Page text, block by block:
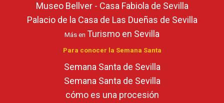
Museo Bellver - Casa Fabiola de Sevilla
Palacio de la Casa de Las Dueñas de Sevilla
Más en Turismo en Sevilla
Para conocer la Semana Santa
Semana Santa de Sevilla
Semana Santa de Sevilla
cómo es una procesión